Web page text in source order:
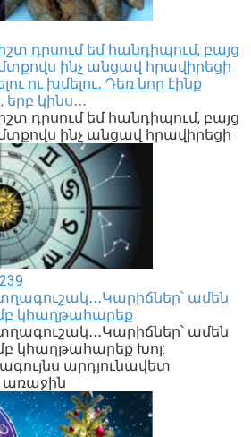
դրսում եմ հանդիպում, բայց
ինչ անցավ հրավիրեցի
ու խմելու․ Դեռ նոր էինք
կինս․․․
դրսում եմ հանդիպում, բայց
ինչ անցավ հրավիրեցի
ամեն
կհաղթահարեք
ամեն
կհաղթահարեք Խոյ:
արդյունավետ
առաջին